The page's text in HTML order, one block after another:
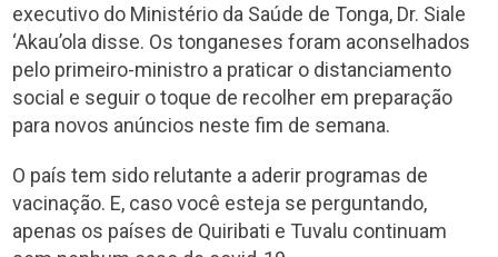
executivo do Ministério da Saúde de Tonga, Dr. Siale
‘Akau’ola disse. Os tonganeses foram aconselhados
pelo primeiro-ministro a praticar o distanciamento
social e seguir o toque de recolher em preparação
para novos anúncios neste fim de semana.
O país tem sido relutante a aderir programas de
vacinação. E, caso você esteja se perguntando,
apenas os países de Quiribati e Tuvalu continuam